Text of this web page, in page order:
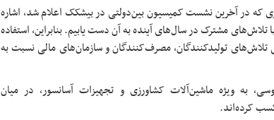
500 میلیون دلاری که در آخرین نشست کمیسیون بین‌دولتی در بیشکک اعلام شد، اشاره
مشترک در سال‌های آینده به آن دست یابیم. بنابراین، استفاده
تولیدکنندگان، مصرف‌کنندگان و سازمان‌های مالی نسبت به
به ویژه ماشین‌آلات کشاورزی و تجهیزات آسانسور، در میان
کرده‌اند.